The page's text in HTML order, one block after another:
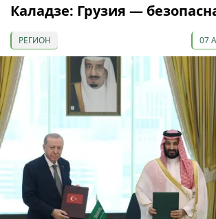
Каладзе: Грузия —
РЕГИОН 07